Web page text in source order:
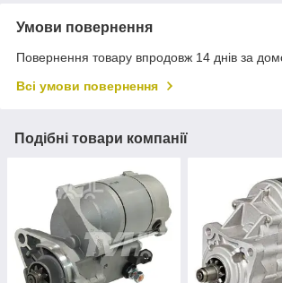
Умови повернення
Повернення товару впродовж 14 днів за
Всі умови повернення
Подібні товари компанії